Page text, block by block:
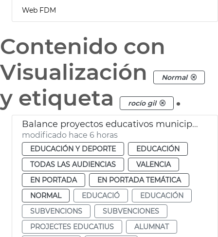
Web FDM
Contenido con
Visualización
Normal
y etiqueta rocío gil .
Balance proyectos educativos municipales València
modificado hace 6 horas
EDUCACIÓN Y DEPORTE
EDUCACIÓN
TODAS LAS AUDIENCIAS
VALENCIA
EN PORTADA
EN PORTADA TEMÁTICA
NORMAL
EDUCACIÓ
EDUCACIÓN
SUBVENCIONS
SUBVENCIONES
PROJECTES EDUCATIUS
ALUMNAT